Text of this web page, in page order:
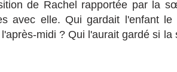
de Rachel rapportée par la
avec elle. Qui gardait l'enfant
midi ? Qui l'aurait gardé si